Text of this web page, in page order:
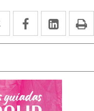
Twitter
Enlace
a
aplicación
externa.
Facebook
Enlace
a
aplicación
externa.
Enlace
a